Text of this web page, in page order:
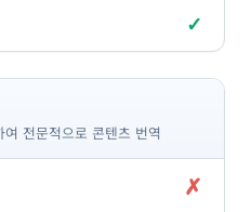
✓
전문적으로 콘텐츠 번역
✗